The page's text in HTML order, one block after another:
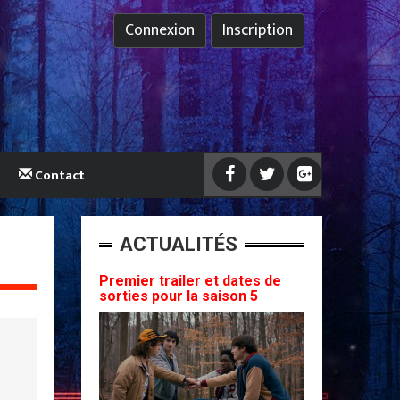
Inscription
Connexion
Contact
ACTUALITÉS
Premier trailer et dates de
sorties pour la saison 5